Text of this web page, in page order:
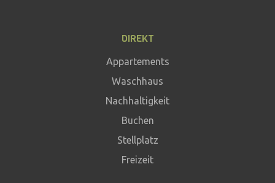
DIREKT
Appartements
Waschhaus
Nachhaltigkeit
Buchen
Stellplatz
Freizeit